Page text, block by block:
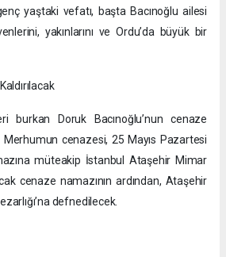
yaştaki vefatı, başta Bacınoğlu ailesi
yakınlarını ve Ordu’da büyük bir
burkan Doruk Bacınoğlu’nun cenaze
cenazesi, 25 Mayıs Pazartesi
müteakip İstanbul Ataşehir Mimar
cenaze namazının ardından, Ataşehir
defnedilecek.